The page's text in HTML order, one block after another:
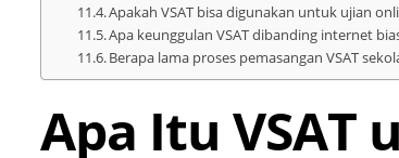
Apakah VSAT bisa digunakan untuk ujian
Apa keunggulan VSAT dibanding internet
Berapa lama proses pemasangan VSAT
Apa Itu VSAT